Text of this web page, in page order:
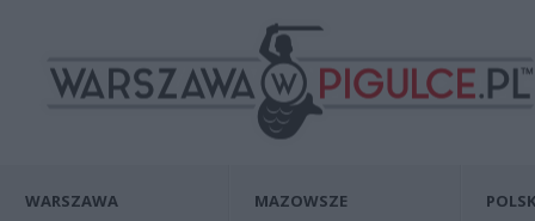
WARSZAWA MAZOWSZE